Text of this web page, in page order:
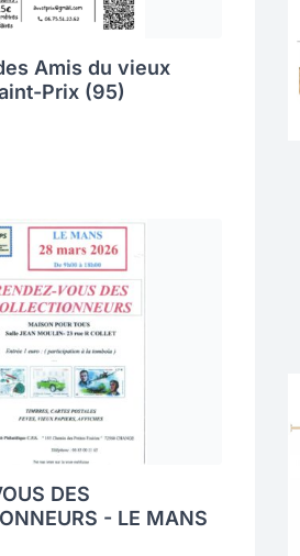
Amis du vieux
Prix (95)
DES
- LE MANS